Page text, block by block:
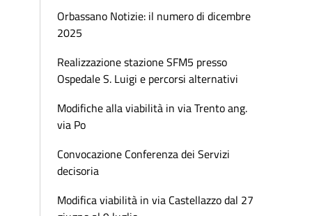
Orbassano Notizie: il numero di dicembre
2025
Realizzazione stazione SFM5 presso
Ospedale S. Luigi e percorsi alternativi
Modifiche alla viabilità in via Trento ang.
via Po
Convocazione Conferenza dei Servizi
decisoria
Modifica viabilità in via Castellazzo dal 27